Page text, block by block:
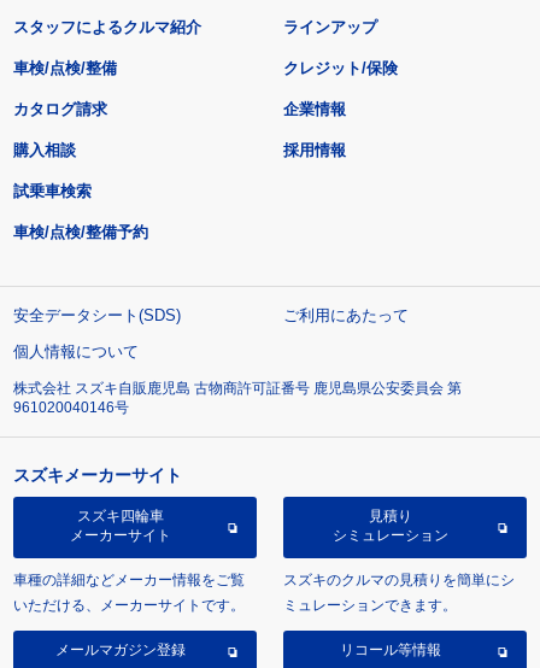
スタッフによるクルマ紹介 ラインアップ
車検/点検/整備 クレジット/保険
カタログ請求
購入相談
試乗車検索
車検/点検/整備予約
企業情報
採用情報
安全データシート(SDS)
ご利用にあたって
個人情報について
株式会社 スズキ自販鹿児島 古物商許可証番号 鹿児島県公安委員会 第
961020040146号
スズキメーカーサイト
スズキ四輪車
メーカーサイト
車種の詳細などメーカー情報をご覧
いただける、メーカーサイトです。
見積り
シミュレーション
スズキのクルマの見積りを簡単にシ
ミュレーションできます。
メールマガジン登録 リコール等情報